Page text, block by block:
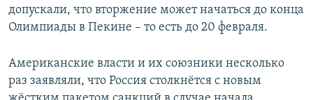
допускали, что вторжение может начаться до конца
Олимпиады в Пекине – то есть до 20 февраля.
Американские власти и их союзники несколько
раз заявляли, что Россия столкнётся с новым